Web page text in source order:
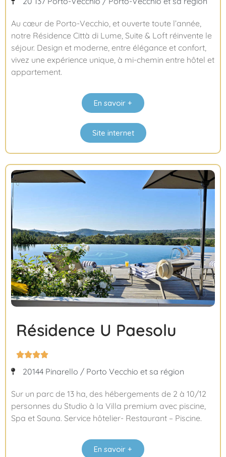
Au cœur de Porto-Vecchio, et ouverte toute l’année,
notre Résidence Città di Lume, Suite & Loft réinvente le
séjour. Design et moderne, entre élégance et confort,
vivez une expérience unique, à mi-chemin entre hôtel et
appartement.
En savoir +
Site internet
Résidence U Paesolu

20144 Pinarello / Porto Vecchio et sa région
Sur un parc de 13 ha, des hébergements de 2 à 10/12
personnes du Studio à la Villa premium avec piscine,
Spa et Sauna. Service hôtelier- Restaurant – Piscine.
En savoir +